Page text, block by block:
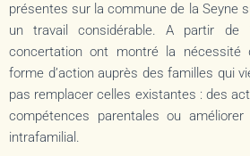
présentes sur la commune de la Seyne
un travail considérable. A partir de
concertation ont montré la nécessité
forme d’action auprès des familles qui
pas remplacer celles existantes : des
compétences parentales ou
intrafamilial.